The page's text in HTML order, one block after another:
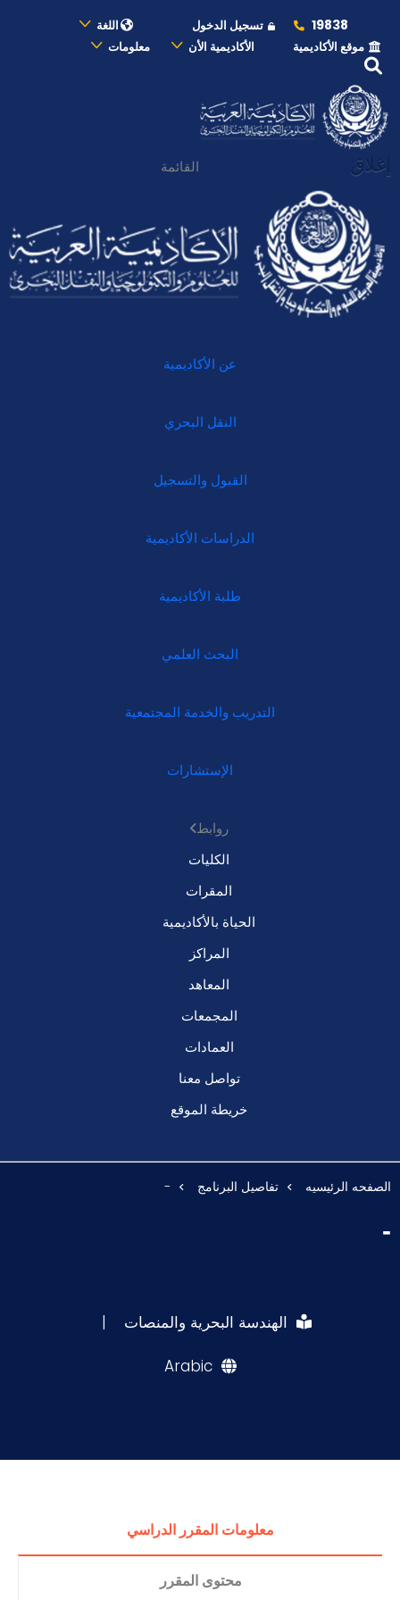
19838 تسجيل الدخول
اللغة
موقع الأكاديمية
الأكاديمية الأن معلومات
إغلاق القائمة
عن الأكاديمية
النقل البحري
القبول والتسجيل
الدراسات الأكاديمية
طلبة الأكاديمية
البحث العلمي
التدريب والخدمة المجتمعية
الإستشارات
روابط
الكليات
المقرات
الحياة بالأكاديمية
المراكز
المعاهد
المجمعات
العمادات
تواصل معنا
خريطة الموقع
الصفحه الرئيسيه تفاصيل البرنامج -
-
الهندسة البحرية والمنصات |
Arabic
معلومات المقرر الدراسي
محتوى المقرر